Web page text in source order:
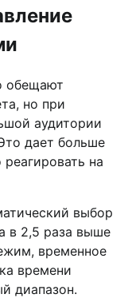
обещают
но при
аудитории
дает больше
на
выбор
в 2,5 раза выше
временное
времени
диапазон.